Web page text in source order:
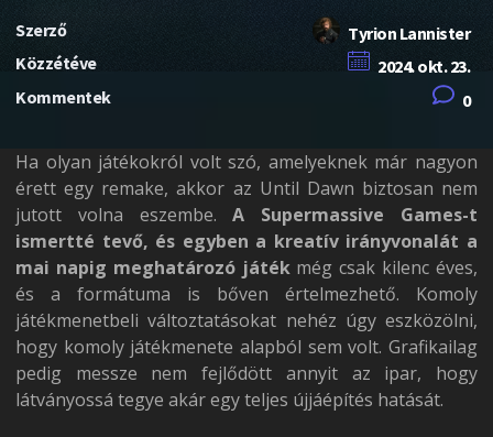
Szerző
Tyrion Lannister
Közzétéve
2024. okt. 23.
Kommentek
0
Ha olyan játékokról volt szó, amelyeknek már nagyon
érett egy remake, akkor az Until Dawn biztosan nem
jutott volna eszembe.A Supermassive Games-t
ismertté tevő, és egyben a kreatív irányvonalát a
mai napig meghatározó játék még csak kilenc éves,
és a formátuma is bőven értelmezhető. Komoly
játékmenetbeli változtatásokat nehéz úgy eszközölni,
hogy komoly játékmenete alapból sem volt. Grafikailag
pedig messze nem fejlődött annyit az ipar, hogy
látványossá tegye akár egy teljes újjáépítés hatását.